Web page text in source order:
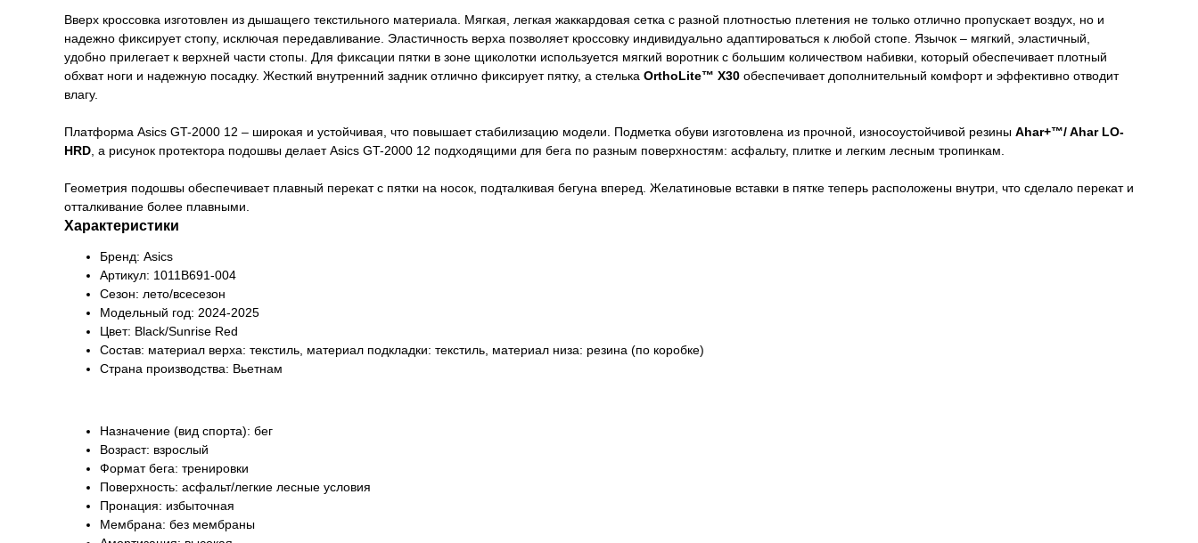
Вверх кроссовка изготовлен из дышащего текстильного материала. Мягкая, легкая жаккардовая сетка с разной плотностью плетения не только отлично пропускает воздух, но и
надежно фиксирует стопу, исключая передавливание. Эластичность верха позволяет кроссовку индивидуально адаптироваться к любой стопе. Язычок – мягкий, эластичный,
удобно прилегает к верхней части стопы. Для фиксации пятки в зоне щиколотки используется мягкий воротник с большим количеством набивки, который обеспечивает плотный
обхват ноги и надежную посадку. Жесткий внутренний задник отлично фиксирует пятку, а стелька OrthoLite™ X30 обеспечивает дополнительный комфорт и эффективно отводит
влагу.
Платформа Asics GT-2000 12 – широкая и устойчивая, что повышает стабилизацию модели. Подметка обуви изготовлена из прочной, износоустойчивой резины Ahar+™/ Ahar LO-
HRD , а рисунок протектора подошвы делает Asics GT-2000 12 подходящими для бега по разным поверхностям: асфальту, плитке и легким лесным тропинкам.
Геометрия подошвы обеспечивает плавный перекат с пятки на носок, подталкивая бегуна вперед. Желатиновые вставки в пятке теперь расположены внутри, что сделало перекат и
отталкивание более плавными.
Характеристики
Бренд: Asics
Артикул: 1011B691-004
Сезон: лето/всесезон
Модельный год: 2024-2025
Цвет: Black/Sunrise Red
Состав: материал верха: текстиль, материал подкладки: текстиль, материал низа: резина (по коробке)
Страна производства: Вьетнам
Назначение (вид спорта): бег
Возраст: взрослый
Формат бега: тренировки
Поверхность: асфальт/легкие лесные условия
Пронация: избыточная
Мембрана: без мембраны